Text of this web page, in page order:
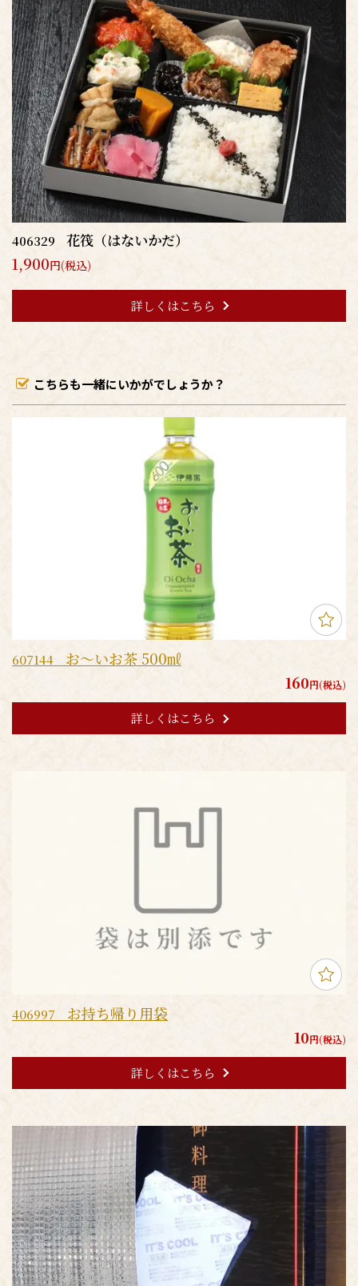
406329 花筏（はないかだ）
1,900円(税込)
詳しくはこちら
こちらも一緒にいかがでしょうか？
607144 お～いお茶 500㎖
160円(税込)
詳しくはこちら
406997 お持ち帰り用袋
10円(税込)
詳しくはこちら